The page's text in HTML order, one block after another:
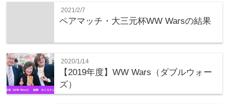
2021/2/7
ペアマッチ・大三元杯WW Warsの結果
2020/1/14
【2019年度】WW Wars（ダブルウォー
ズ）